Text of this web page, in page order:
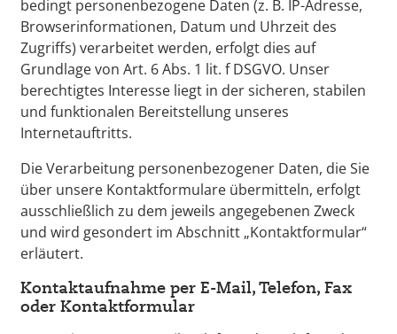
bedingt personenbezogene Daten (z. B. IP-Adresse,
Browserinformationen, Datum und Uhrzeit des
Zugriffs) verarbeitet werden, erfolgt dies auf
Grundlage von Art. 6 Abs. 1 lit. f DSGVO. Unser
berechtigtes Interesse liegt in der sicheren, stabilen
und funktionalen Bereitstellung unseres
Internetauftritts.
Die Verarbeitung personenbezogener Daten, die Sie
über unsere Kontaktformulare übermitteln, erfolgt
ausschließlich zu dem jeweils angegebenen Zweck
und wird gesondert im Abschnitt „Kontaktformular“
erläutert.
Kontaktaufnahme per E-Mail, Telefon, Fax
oder Kontaktformular